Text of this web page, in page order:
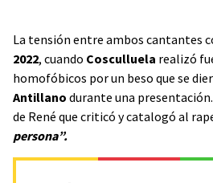
La tensión entre ambos cantantes
2022, cuando Cosculluela realizó
homofóbicos por un beso que se
Antillano durante una
de René que criticó y catalogó al
persona”.